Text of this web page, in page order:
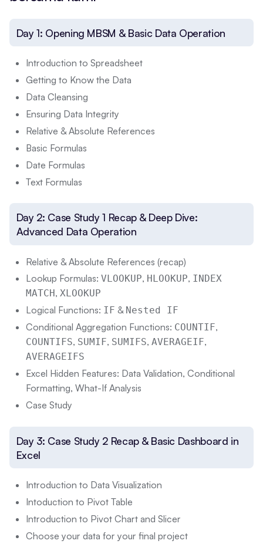
Day 1: Opening MBSM & Basic Data Operation
Introduction to Spreadsheet
Getting to Know the Data
Data Cleansing
Ensuring Data Integrity
Relative & Absolute References
Basic Formulas
Date Formulas
Text Formulas
Day 2: Case Study 1 Recap & Deep Dive:
Advanced Data Operation
Relative & Absolute References (recap)
Lookup Formulas: VLOOKUP, HLOOKUP, INDEX
MATCH , XLOOKUP
Logical Functions: IF & Nested IF
Conditional Aggregation Functions: COUNTIF,
COUNTIFS, SUMIF, SUMIFS, AVERAGEIF,
AVERAGEIFS
Excel Hidden Features: Data Validation, Conditional
Formatting, What-If Analysis
Case Study
Day 3: Case Study 2 Recap & Basic Dashboard in
Excel
Introduction to Data Visualization
Intoduction to Pivot Table
Introduction to Pivot Chart and Slicer
Choose your data for your final project